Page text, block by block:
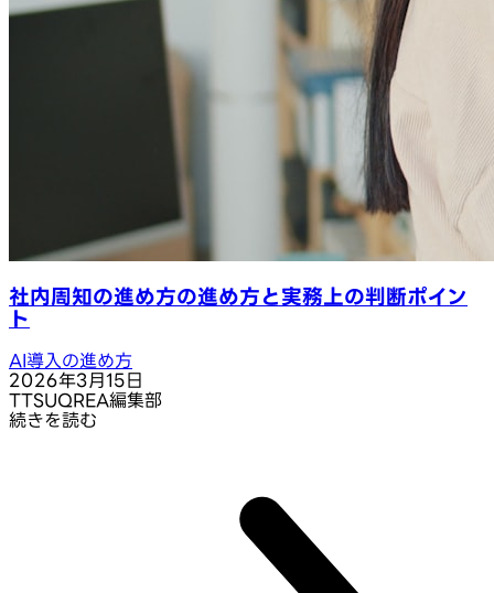
社内周知の進め方の進め方と実務上の判断ポイン
ト
AI導入の進め方
2026年3月15日
TTSUQREA編集部
続きを読む